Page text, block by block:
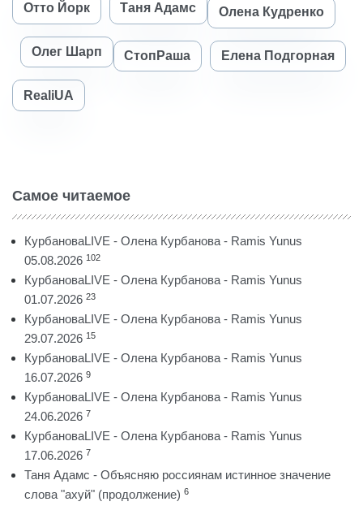
Отто Йорк Таня Адамс Олена Кудренко
Олег Шарп СтопРаша Елена Подгорная
RealiUA
Самое читаемое
КурбановаLIVE - Олена Курбанова - Ramis Yunus
05.08.2026 102
КурбановаLIVE - Олена Курбанова - Ramis Yunus
01.07.2026 23
КурбановаLIVE - Олена Курбанова - Ramis Yunus
29.07.2026 15
КурбановаLIVE - Олена Курбанова - Ramis Yunus
16.07.2026 9
КурбановаLIVE - Олена Курбанова - Ramis Yunus
24.06.2026 7
КурбановаLIVE - Олена Курбанова - Ramis Yunus
17.06.2026 7
Таня Адамс - Объясняю россиянам истинное значение
слова "ахуй" (продолжение) 6